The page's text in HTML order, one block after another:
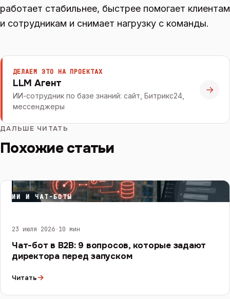
работает стабильнее, быстрее помогает клиентам
и сотрудникам и снимает нагрузку с команды.
ДЕЛАЕМ ЭТО НА ПРОЕКТАХ
LLM Агент
ИИ-сотрудник по базе знаний: сайт, Битрикс24,
мессенджеры
→
ДАЛЬШЕ ЧИТАТЬ
Похожие статьи
ИИ И ЧАТ-БОТЫ
23 июля 2026·10 мин
Чат-бот в B2B: 9 вопросов, которые задают
директора перед запуском
Читать→